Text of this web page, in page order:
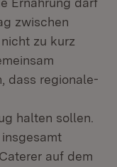
zwischen
zu kurz
dass regionale-
halten sollen.
auf dem